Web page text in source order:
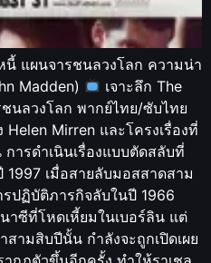
นี้ แผนจารชนลวงโลก ความน่า
Madden)
เจาะลึก The
นลวงโลก พากย์ไทย/ซับไทย
Mirren และโครงเรื่องที่
ารดำเนินเรื่องแบบตัดสลับที่
1997 เมื่อสายลับมอสสาดสาม
ปฏิบัติภารกิจลับในปี 1966
าซีที่โหดเหี้ยมในเบอร์ลิน แต่
ามสิบปีนั้น กำลังจะถูกเปิดเผย